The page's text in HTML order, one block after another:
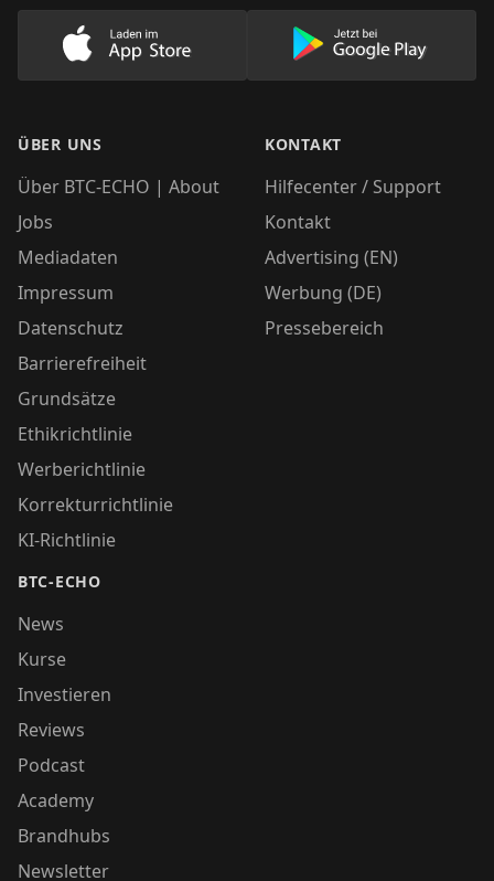
Lade unsere App im AppStore herunter
Lade unsere
ÜBER UNS
Über BTC-ECHO | About
Jobs
Mediadaten
Impressum
Datenschutz
Barrierefreiheit
Grundsätze
Ethikrichtlinie
Werberichtlinie
Korrekturrichtlinie
KI-Richtlinie
BTC-ECHO
News
Kurse
Investieren
Reviews
Podcast
Academy
Brandhubs
Newsletter
KONTAKT
Hilfecenter / Support
Kontakt
Advertising (EN)
Werbung (DE)
Pressebereich